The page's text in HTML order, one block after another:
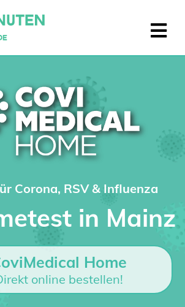
Corona, RSV & Influenza
in Mainz
Home
online bestellen!